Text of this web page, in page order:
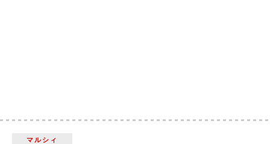
マルシィ